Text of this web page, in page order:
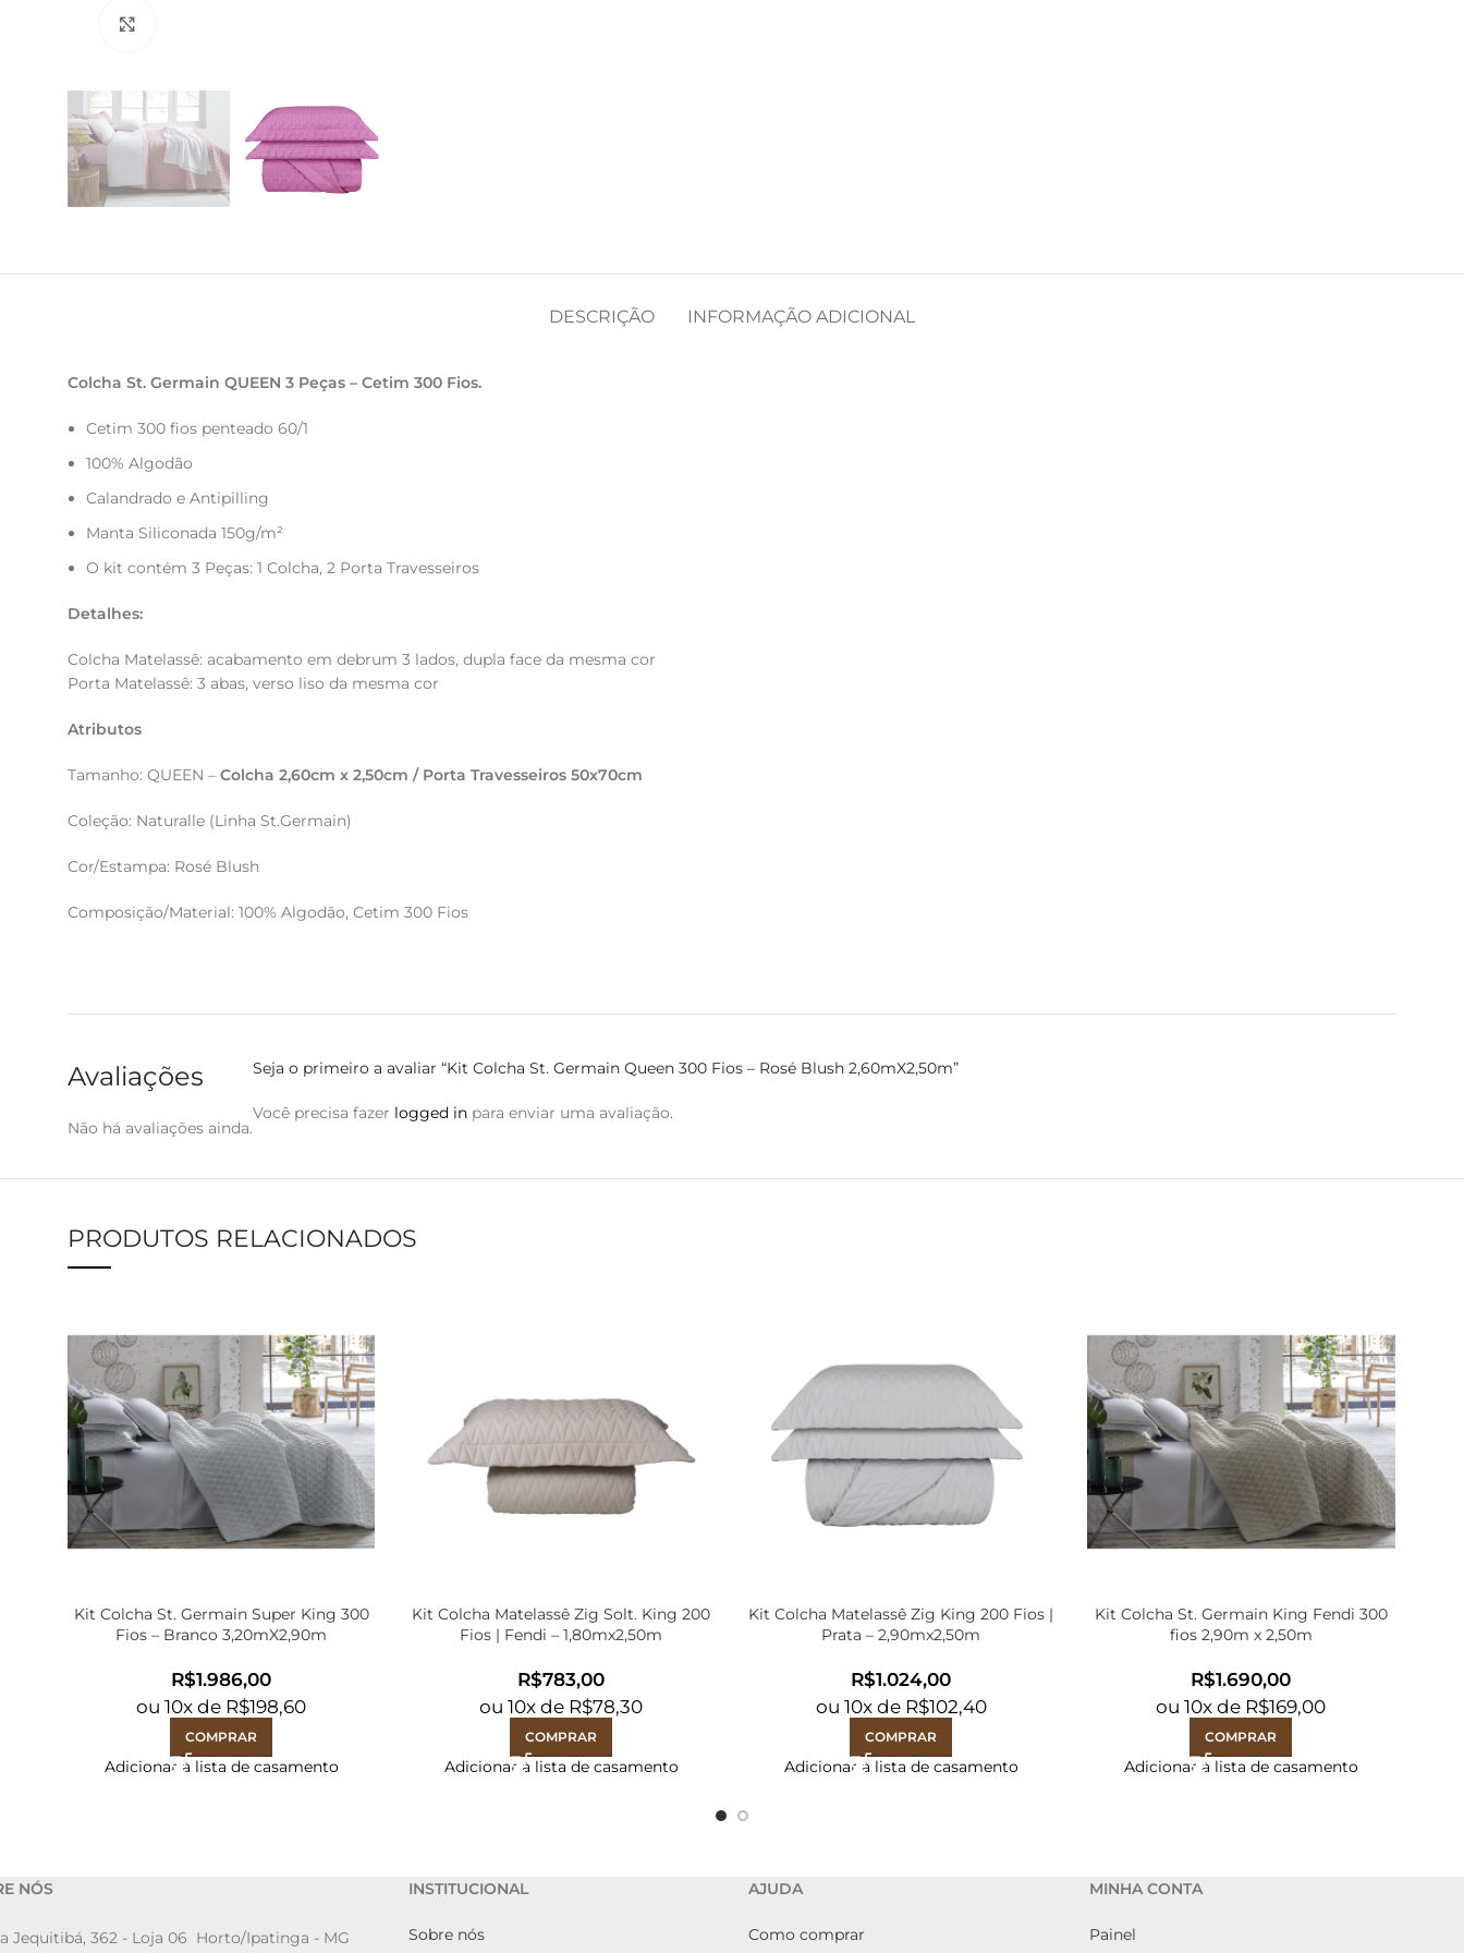
DESCRIÇÃO INFORMAÇÃO ADICIONAL
Colcha St. Germain QUEEN 3 Peças – Cetim 300 Fios.
Cetim 300 fios penteado 60/1
100% Algodão
Calandrado e Antipilling
Manta Siliconada 150g/m²
O kit contém 3 Peças: 1 Colcha, 2 Porta Travesseiros
Detalhes:
Colcha Matelassê: acabamento em debrum 3 lados, dupla face da mesma cor
Porta Matelassê: 3 abas, verso liso da mesma cor
Atributos
Tamanho: QUEEN – Colcha 2,60cm x 2,50cm / Porta Travesseiros 50x70cm
Coleção: Naturalle (Linha St.Germain)
Cor/Estampa: Rosé Blush
Composição/Material: 100% Algodão, Cetim 300 Fios
Avaliações
Não há avaliações ainda.
Seja o primeiro a avaliar “Kit Colcha St. Germain Queen 300 Fios – Rosé Blush 2,60mX2,50m”
Você precisa fazer logged in para enviar uma avaliação.
PRODUTOS RELACIONADOS
Kit Colcha St. Germain Super King 300
Fios – Branco 3,20mX2,90m
R$
ou10x de R$198,60
COMPRAR
Adicionar à lista de casamento
Kit Colcha Matelassê Zig Solt. King 200
Fios | Fendi – 1,80mx2,50m
R$
ou10x de R$78,30
COMPRAR
Adicionar à lista de casamento
Kit Colcha Matelassê Zig King 200 Fios |
Prata – 2,90mx2,50m
R$
ou 10x de R$102,40
COMPRAR
Adicionar à lista de casamento
Kit Colcha St. Germain King Fendi 300
fios 2,90m x 2,50m
R$
ou10x de R$169,00
COMPRAR
Adicionar à lista de casamento
NÓS
Jequitibá, 362 - Loja 06 Horto/Ipatinga - MG
INSTITUCIONAL
Sobre nós
AJUDA
Como comprar
MINHA CONTA
Painel